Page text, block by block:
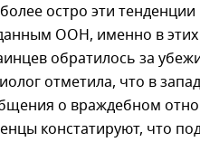
остро эти
ООН, именно в этих
обратилось за
отметила, что в
о враждебном
констатируют, что